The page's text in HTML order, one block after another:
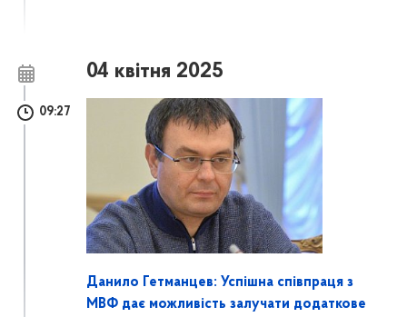
04 квітня 2025
09:27
Данило Гетманцев: Успішна співпраця з
МВФ дає можливість залучати додаткове